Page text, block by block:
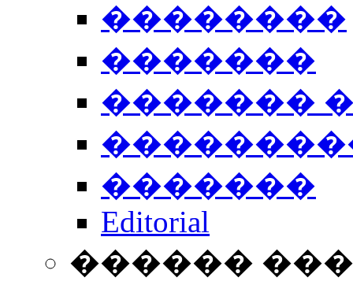
��������
�������
�������
�������
Editorial
������